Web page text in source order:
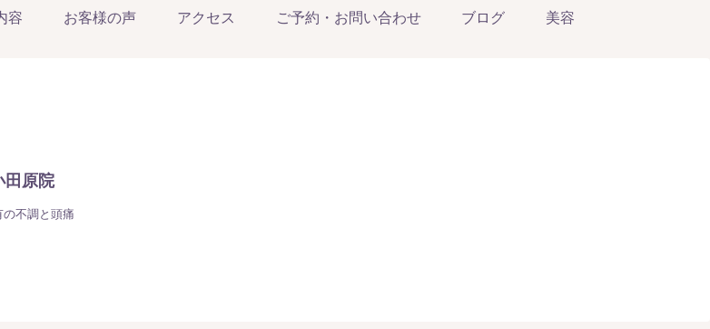
容 お客様の声 アクセス ご予約・お問い合わせ ブログ 美容
田原院
の不調と頭痛